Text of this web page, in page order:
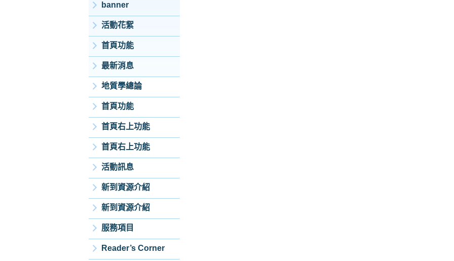
banner
活動花絮
首頁功能
最新消息
地質學總論
首頁功能
首頁右上功能
首頁右上功能
活動訊息
新到資源介紹
新到資源介紹
服務項目
Reader’s Corner